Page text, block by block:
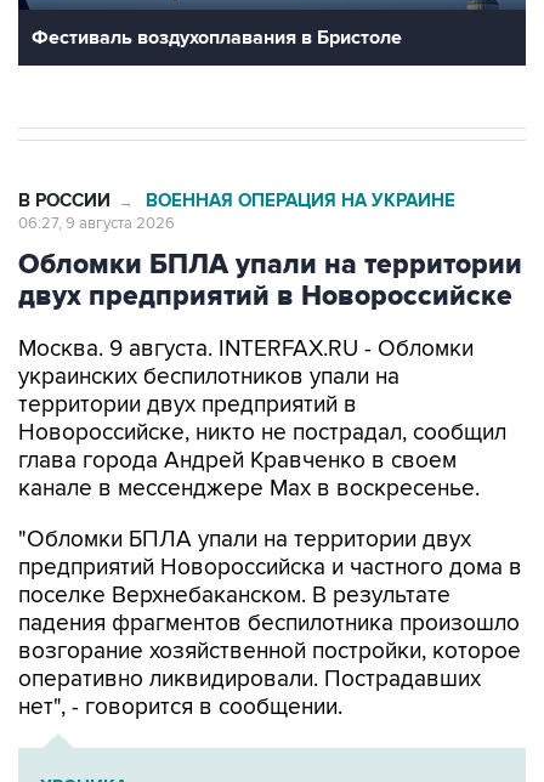
Фестиваль воздухоплавания в Бристоле
В РОССИИ → ВОЕННАЯ ОПЕРАЦИЯ НА УКРАИНЕ
06:27, 9 августа 2026
Обломки БПЛА упали на территории
двух предприятий в Новороссийске
Москва. 9 августа. INTERFAX.RU - Обломки
украинских беспилотников упали на
территории двух предприятий в
Новороссийске, никто не пострадал, сообщил
глава города Андрей Кравченко в своем
канале в мессенджере Max в воскресенье.
"Обломки БПЛА упали на территории двух
предприятий Новороссийска и частного дома в
поселке Верхнебаканском. В результате
падения фрагментов беспилотника произошло
возгорание хозяйственной постройки, которое
оперативно ликвидировали. Пострадавших
нет", - говорится в сообщении.